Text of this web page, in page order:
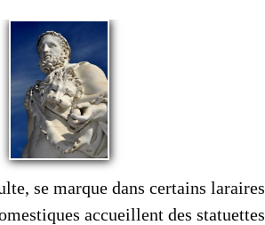
se marque dans certains laraires
accueillent des statuettes